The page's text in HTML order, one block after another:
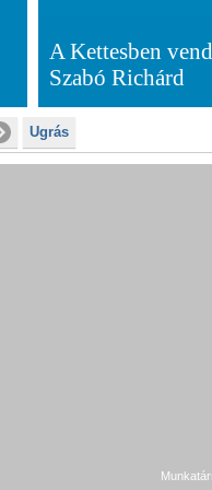
A Kettesben
Szabó Richárd
Ugrás